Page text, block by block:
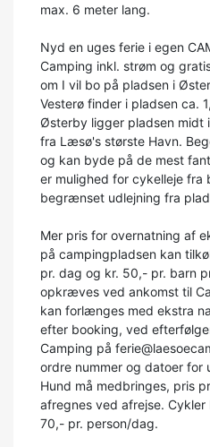
max. 6 meter lang.
Nyd en uges ferie i egen
Camping inkl. strøm og
om I vil bo på pladsen i
Vesterø finder i pladsen ca.
Østerby ligger pladsen midt
fra Læsø's største Havn.
og kan byde på de mest
er mulighed for cykelleje fra
begrænset udlejning fra
Mer pris for overnatning af
på campingpladsen kan
pr. dag og kr. 50,- pr. barn
opkræves ved ankomst til
kan forlænges med ekstra
efter booking, ved
Camping på
ordre nummer og datoer for
Hund må medbringes, pris
afregnes ved afrejse. Cykler
70,- pr. person/dag.